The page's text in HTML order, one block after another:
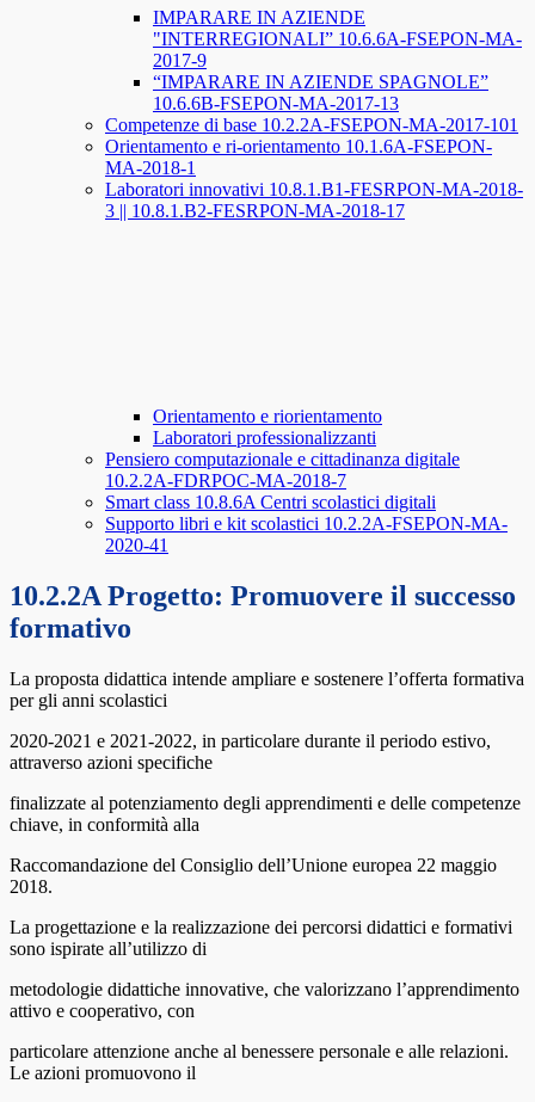
IMPARARE IN AZIENDE
"INTERREGIONALI” 10.6.6A-FSEPON-MA-
2017-9
“IMPARARE IN AZIENDE SPAGNOLE”
10.6.6B-FSEPON-MA-2017-13
Competenze di base 10.2.2A-FSEPON-MA-2017-101
Orientamento e ri-orientamento 10.1.6A-FSEPON-
MA-2018-1
Laboratori innovativi 10.8.1.B1-FESRPON-MA-2018-
3 || 10.8.1.B2-FESRPON-MA-2018-17
Orientamento e riorientamento
Laboratori professionalizzanti
Pensiero computazionale e cittadinanza digitale
10.2.2A-FDRPOC-MA-2018-7
Smart class 10.8.6A Centri scolastici digitali
Supporto libri e kit scolastici 10.2.2A-FSEPON-MA-
2020-41
10.2.2A Progetto: Promuovere il successo
formativo
La proposta didattica intende ampliare e sostenere l’offerta formativa
per gli anni scolastici
2020-2021 e 2021-2022, in particolare durante il periodo estivo,
attraverso azioni specifiche
finalizzate al potenziamento degli apprendimenti e delle competenze
chiave, in conformità alla
Raccomandazione del Consiglio dell’Unione europea 22 maggio
2018.
La progettazione e la realizzazione dei percorsi didattici e formativi
sono ispirate all’utilizzo di
metodologie didattiche innovative, che valorizzano l’apprendimento
attivo e cooperativo, con
particolare attenzione anche al benessere personale e alle relazioni.
Le azioni promuovono il